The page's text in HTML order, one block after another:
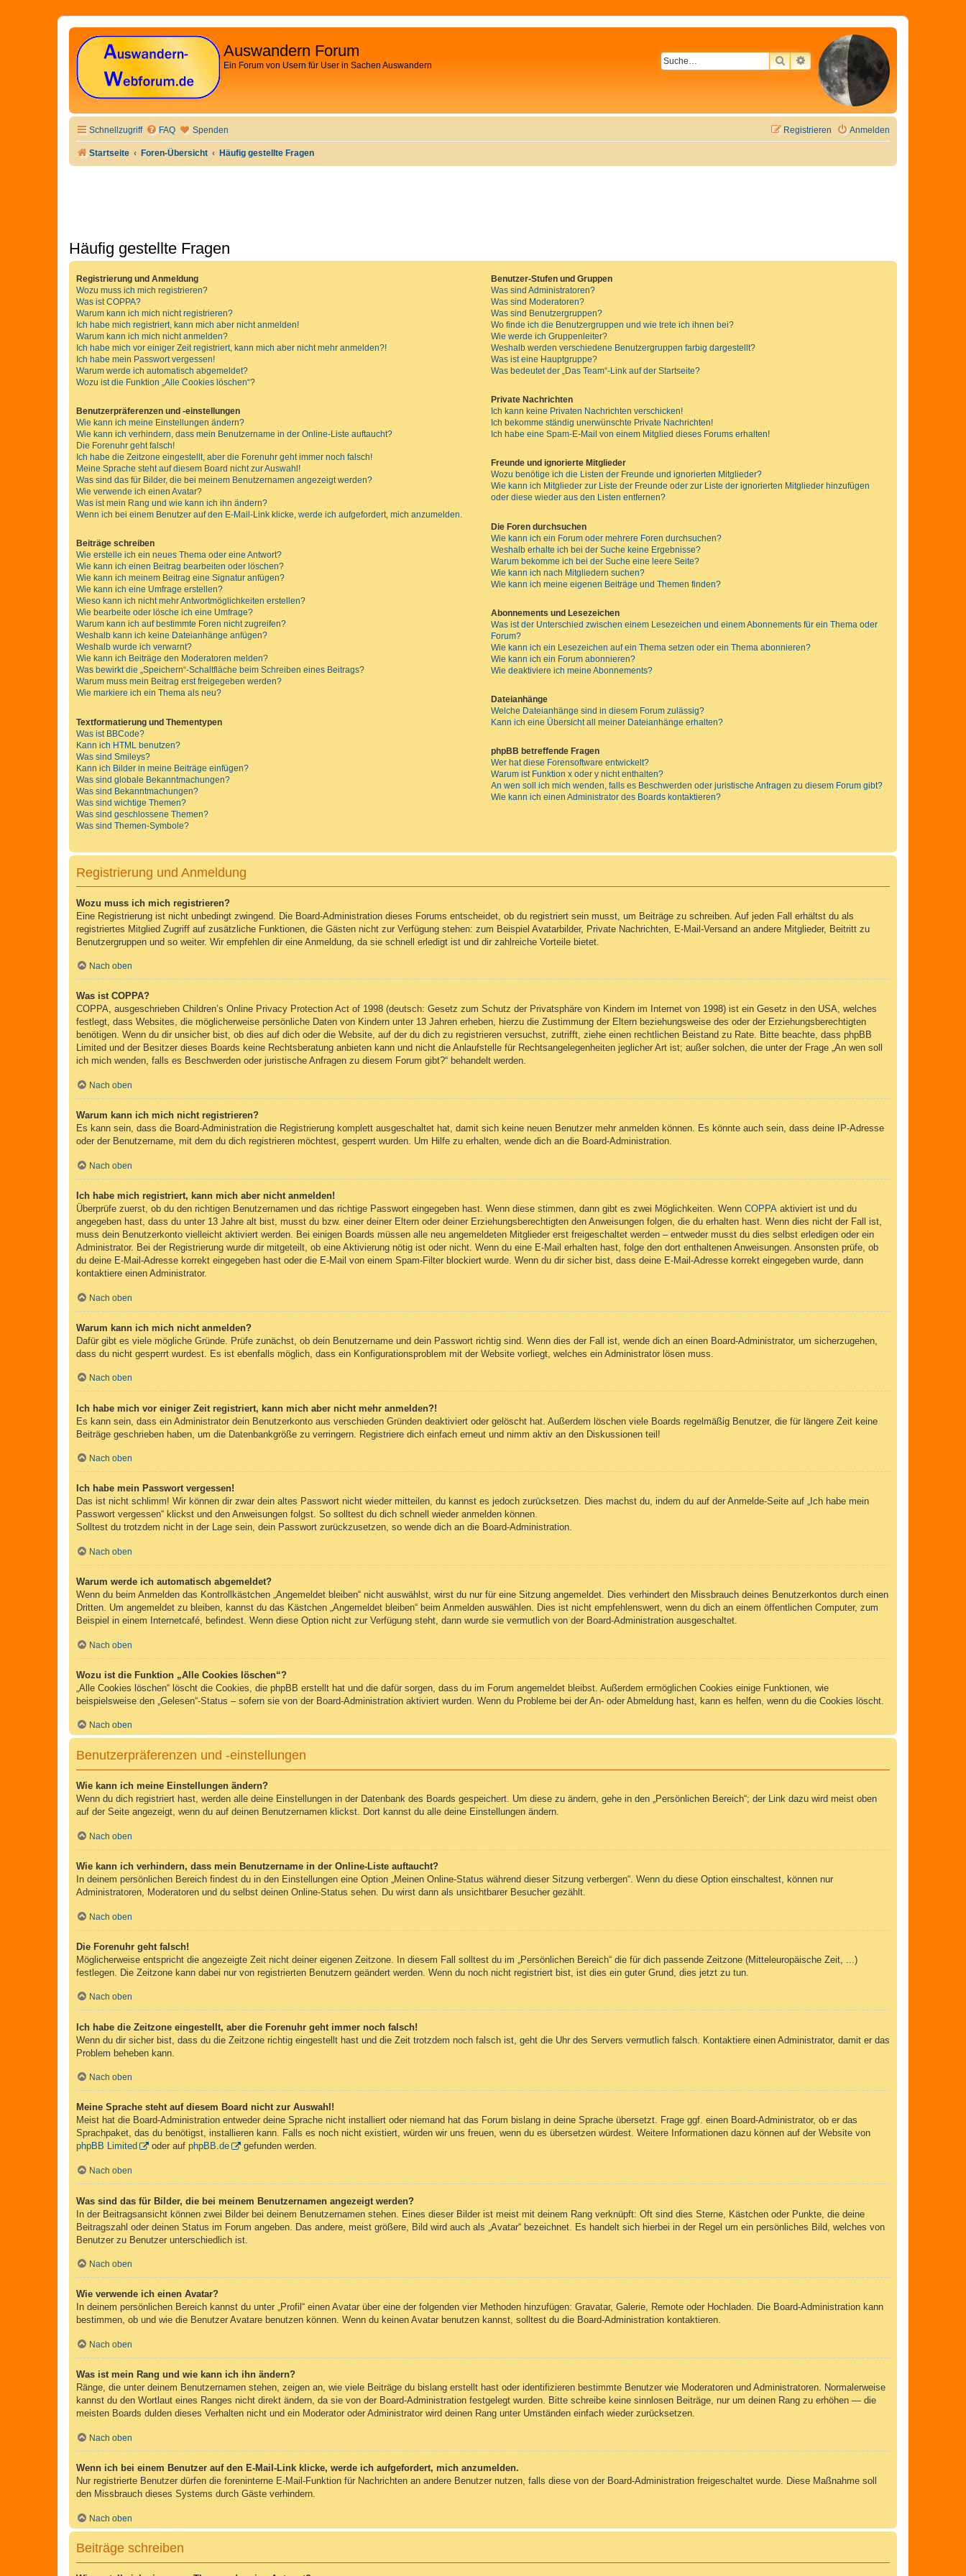
Auswandern Forum
Ein Forum von Usern für User in Sachen Auswandern SUCHEERWEITERTE SUCHE
Schnellzugriff FAQ Spenden Anmelden
Registrieren
Startseite Foren-Übersicht Häufig gestellte Fragen
Häufig gestellte Fragen
Registrierung und Anmeldung
Wozu muss ich mich registrieren?
Was ist COPPA?
Warum kann ich mich nicht registrieren?
Ich habe mich registriert, kann mich aber nicht anmelden!
Warum kann ich mich nicht anmelden?
Ich habe mich vor einiger Zeit registriert, kann mich aber nicht mehr anmelden?!
Ich habe mein Passwort vergessen!
Warum werde ich automatisch abgemeldet?
Wozu ist die Funktion „Alle Cookies löschen“?
Benutzerpräferenzen und -einstellungen
Wie kann ich meine Einstellungen ändern?
Wie kann ich verhindern, dass mein Benutzername in der Online-Liste auftaucht?
Die Forenuhr geht falsch!
Ich habe die Zeitzone eingestellt, aber die Forenuhr geht immer noch falsch!
Meine Sprache steht auf diesem Board nicht zur Auswahl!
Was sind das für Bilder, die bei meinem Benutzernamen angezeigt werden?
Wie verwende ich einen Avatar?
Was ist mein Rang und wie kann ich ihn ändern?
Wenn ich bei einem Benutzer auf den E-Mail-Link klicke, werde ich aufgefordert, mich anzumelden.
Beiträge schreiben
Wie erstelle ich ein neues Thema oder eine Antwort?
Wie kann ich einen Beitrag bearbeiten oder löschen?
Wie kann ich meinem Beitrag eine Signatur anfügen?
Wie kann ich eine Umfrage erstellen?
Wieso kann ich nicht mehr Antwortmöglichkeiten erstellen?
Wie bearbeite oder lösche ich eine Umfrage?
Warum kann ich auf bestimmte Foren nicht zugreifen?
Weshalb kann ich keine Dateianhänge anfügen?
Weshalb wurde ich verwarnt?
Wie kann ich Beiträge den Moderatoren melden?
Was bewirkt die „Speichern“-Schaltfläche beim Schreiben eines Beitrags?
Warum muss mein Beitrag erst freigegeben werden?
Wie markiere ich ein Thema als neu?
Textformatierung und Thementypen
Was ist BBCode?
Kann ich HTML benutzen?
Was sind Smileys?
Kann ich Bilder in meine Beiträge einfügen?
Was sind globale Bekanntmachungen?
Was sind Bekanntmachungen?
Was sind wichtige Themen?
Was sind geschlossene Themen?
Was sind Themen-Symbole?
Benutzer-Stufen und Gruppen
Was sind Administratoren?
Was sind Moderatoren?
Was sind Benutzergruppen?
Wo finde ich die Benutzergruppen und wie trete ich ihnen bei?
Wie werde ich Gruppenleiter?
Weshalb werden verschiedene Benutzergruppen farbig dargestellt?
Was ist eine Hauptgruppe?
Was bedeutet der „Das Team“-Link auf der Startseite?
Private Nachrichten
Ich kann keine Privaten Nachrichten verschicken!
Ich bekomme ständig unerwünschte Private Nachrichten!
Ich habe eine Spam-E-Mail von einem Mitglied dieses Forums erhalten!
Freunde und ignorierte Mitglieder
Wozu benötige ich die Listen der Freunde und ignorierten Mitglieder?
Wie kann ich Mitglieder zur Liste der Freunde oder zur Liste der ignorierten Mitglieder hinzufügen
oder diese wieder aus den Listen entfernen?
Die Foren durchsuchen
Wie kann ich ein Forum oder mehrere Foren durchsuchen?
Weshalb erhalte ich bei der Suche keine Ergebnisse?
Warum bekomme ich bei der Suche eine leere Seite?
Wie kann ich nach Mitgliedern suchen?
Wie kann ich meine eigenen Beiträge und Themen finden?
Abonnements und Lesezeichen
Was ist der Unterschied zwischen einem Lesezeichen und einem Abonnements für ein Thema oder
Forum?
Wie kann ich ein Lesezeichen auf ein Thema setzen oder ein Thema abonnieren?
Wie kann ich ein Forum abonnieren?
Wie deaktiviere ich meine Abonnements?
Dateianhänge
Welche Dateianhänge sind in diesem Forum zulässig?
Kann ich eine Übersicht all meiner Dateianhänge erhalten?
phpBB betreffende Fragen
Wer hat diese Forensoftware entwickelt?
Warum ist Funktion x oder y nicht enthalten?
An wen soll ich mich wenden, falls es Beschwerden oder juristische Anfragen zu diesem Forum gibt?
Wie kann ich einen Administrator des Boards kontaktieren?
Registrierung und Anmeldung
Wozu muss ich mich registrieren?
Eine Registrierung ist nicht unbedingt zwingend. Die Board-Administration dieses Forums entscheidet, ob du registriert sein musst, um Beiträge zu schreiben. Auf jeden Fall erhältst du als
registriertes Mitglied Zugriff auf zusätzliche Funktionen, die Gästen nicht zur Verfügung stehen: zum Beispiel Avatarbilder, Private Nachrichten, E-Mail-Versand an andere Mitglieder, Beitritt zu
Benutzergruppen und so weiter. Wir empfehlen dir eine Anmeldung, da sie schnell erledigt ist und dir zahlreiche Vorteile bietet.
Nach oben
Was ist COPPA?
COPPA, ausgeschrieben Children’s Online Privacy Protection Act of 1998 (deutsch: Gesetz zum Schutz der Privatsphäre von Kindern im Internet von 1998) ist ein Gesetz in den USA, welches
festlegt, dass Websites, die möglicherweise persönliche Daten von Kindern unter 13 Jahren erheben, hierzu die Zustimmung der Eltern beziehungsweise des oder der Erziehungsberechtigten
benötigen. Wenn du dir unsicher bist, ob dies auf dich oder die Website, auf der du dich zu registrieren versuchst, zutrifft, ziehe einen rechtlichen Beistand zu Rate. Bitte beachte, dass phpBB
Limited und der Besitzer dieses Boards keine Rechtsberatung anbieten kann und nicht die Anlaufstelle für Rechtsangelegenheiten jeglicher Art ist; außer solchen, die unter der Frage „An wen soll
ich mich wenden, falls es Beschwerden oder juristische Anfragen zu diesem Forum gibt?“ behandelt werden.
Nach oben
Warum kann ich mich nicht registrieren?
Es kann sein, dass die Board-Administration die Registrierung komplett ausgeschaltet hat, damit sich keine neuen Benutzer mehr anmelden können. Es könnte auch sein, dass deine IP-Adresse
oder der Benutzername, mit dem du dich registrieren möchtest, gesperrt wurden. Um Hilfe zu erhalten, wende dich an die Board-Administration.
Nach oben
Ich habe mich registriert, kann mich aber nicht anmelden!
Überprüfe zuerst, ob du den richtigen Benutzernamen und das richtige Passwort eingegeben hast. Wenn diese stimmen, dann gibt es zwei Möglichkeiten. Wenn COPPA aktiviert ist und du
angegeben hast, dass du unter 13 Jahre alt bist, musst du bzw. einer deiner Eltern oder deiner Erziehungsberechtigten den Anweisungen folgen, die du erhalten hast. Wenn dies nicht der Fall ist,
muss dein Benutzerkonto vielleicht aktiviert werden. Bei einigen Boards müssen alle neu angemeldeten Mitglieder erst freigeschaltet werden – entweder musst du dies selbst erledigen oder ein
Administrator. Bei der Registrierung wurde dir mitgeteilt, ob eine Aktivierung nötig ist oder nicht. Wenn du eine E-Mail erhalten hast, folge den dort enthaltenen Anweisungen. Ansonsten prüfe, ob
du deine E-Mail-Adresse korrekt eingegeben hast oder die E-Mail von einem Spam-Filter blockiert wurde. Wenn du dir sicher bist, dass deine E-Mail-Adresse korrekt eingegeben wurde, dann
kontaktiere einen Administrator.
Nach oben
Warum kann ich mich nicht anmelden?
Dafür gibt es viele mögliche Gründe. Prüfe zunächst, ob dein Benutzername und dein Passwort richtig sind. Wenn dies der Fall ist, wende dich an einen Board-Administrator, um sicherzugehen,
dass du nicht gesperrt wurdest. Es ist ebenfalls möglich, dass ein Konfigurationsproblem mit der Website vorliegt, welches ein Administrator lösen muss.
Nach oben
Ich habe mich vor einiger Zeit registriert, kann mich aber nicht mehr anmelden?!
Es kann sein, dass ein Administrator dein Benutzerkonto aus verschieden Gründen deaktiviert oder gelöscht hat. Außerdem löschen viele Boards regelmäßig Benutzer, die für längere Zeit keine
Beiträge geschrieben haben, um die Datenbankgröße zu verringern. Registriere dich einfach erneut und nimm aktiv an den Diskussionen teil!
Nach oben
Ich habe mein Passwort vergessen!
Das ist nicht schlimm! Wir können dir zwar dein altes Passwort nicht wieder mitteilen, du kannst es jedoch zurücksetzen. Dies machst du, indem du auf der Anmelde-Seite auf „Ich habe mein
Passwort vergessen“ klickst und den Anweisungen folgst. So solltest du dich schnell wieder anmelden können.
Solltest du trotzdem nicht in der Lage sein, dein Passwort zurückzusetzen, so wende dich an die Board-Administration.
Nach oben
Warum werde ich automatisch abgemeldet?
Wenn du beim Anmelden das Kontrollkästchen „Angemeldet bleiben“ nicht auswählst, wirst du nur für eine Sitzung angemeldet. Dies verhindert den Missbrauch deines Benutzerkontos durch einen
Dritten. Um angemeldet zu bleiben, kannst du das Kästchen „Angemeldet bleiben“ beim Anmelden auswählen. Dies ist nicht empfehlenswert, wenn du dich an einem öffentlichen Computer, zum
Beispiel in einem Internetcafé, befindest. Wenn diese Option nicht zur Verfügung steht, dann wurde sie vermutlich von der Board-Administration ausgeschaltet.
Nach oben
Wozu ist die Funktion „Alle Cookies löschen“?
„Alle Cookies löschen“ löscht die Cookies, die phpBB erstellt hat und die dafür sorgen, dass du im Forum angemeldet bleibst. Außerdem ermöglichen Cookies einige Funktionen, wie
beispielsweise den „Gelesen“-Status – sofern sie von der Board-Administration aktiviert wurden. Wenn du Probleme bei der An- oder Abmeldung hast, kann es helfen, wenn du die Cookies löscht.
Nach oben
Benutzerpräferenzen und -einstellungen
Wie kann ich meine Einstellungen ändern?
Wenn du dich registriert hast, werden alle deine Einstellungen in der Datenbank des Boards gespeichert. Um diese zu ändern, gehe in den „Persönlichen Bereich“; der Link dazu wird meist oben
auf der Seite angezeigt, wenn du auf deinen Benutzernamen klickst. Dort kannst du alle deine Einstellungen ändern.
Nach oben
Wie kann ich verhindern, dass mein Benutzername in der Online-Liste auftaucht?
In deinem persönlichen Bereich findest du in den Einstellungen eine Option „Meinen Online-Status während dieser Sitzung verbergen“. Wenn du diese Option einschaltest, können nur
Administratoren, Moderatoren und du selbst deinen Online-Status sehen. Du wirst dann als unsichtbarer Besucher gezählt.
Nach oben
Die Forenuhr geht falsch!
Möglicherweise entspricht die angezeigte Zeit nicht deiner eigenen Zeitzone. In diesem Fall solltest du im „Persönlichen Bereich“ die für dich passende Zeitzone (Mitteleuropäische Zeit, ...)
festlegen. Die Zeitzone kann dabei nur von registrierten Benutzern geändert werden. Wenn du noch nicht registriert bist, ist dies ein guter Grund, dies jetzt zu tun.
Nach oben
Ich habe die Zeitzone eingestellt, aber die Forenuhr geht immer noch falsch!
Wenn du dir sicher bist, dass du die Zeitzone richtig eingestellt hast und die Zeit trotzdem noch falsch ist, geht die Uhr des Servers vermutlich falsch. Kontaktiere einen Administrator, damit er das
Problem beheben kann.
Nach oben
Meine Sprache steht auf diesem Board nicht zur Auswahl!
Meist hat die Board-Administration entweder deine Sprache nicht installiert oder niemand hat das Forum bislang in deine Sprache übersetzt. Frage ggf. einen Board-Administrator, ob er das
Sprachpaket, das du benötigst, installieren kann. Falls es noch nicht existiert, würden wir uns freuen, wenn du es übersetzen würdest. Weitere Informationen dazu können auf der Website von
phpBB Limited
oder auf phpBB.de gefunden werden.
Nach oben
Was sind das für Bilder, die bei meinem Benutzernamen angezeigt werden?
In der Beitragsansicht können zwei Bilder bei deinem Benutzernamen stehen. Eines dieser Bilder ist meist mit deinem Rang verknüpft: Oft sind dies Sterne, Kästchen oder Punkte, die deine
Beitragszahl oder deinen Status im Forum angeben. Das andere, meist größere, Bild wird auch als „Avatar“ bezeichnet. Es handelt sich hierbei in der Regel um ein persönliches Bild, welches von
Benutzer zu Benutzer unterschiedlich ist.
Nach oben
Wie verwende ich einen Avatar?
In deinem persönlichen Bereich kannst du unter „Profil“ einen Avatar über eine der folgenden vier Methoden hinzufügen: Gravatar, Galerie, Remote oder Hochladen. Die Board-Administration kann
bestimmen, ob und wie die Benutzer Avatare benutzen können. Wenn du keinen Avatar benutzen kannst, solltest du die Board-Administration kontaktieren.
Nach oben
Was ist mein Rang und wie kann ich ihn ändern?
Ränge, die unter deinem Benutzernamen stehen, zeigen an, wie viele Beiträge du bislang erstellt hast oder identifizieren bestimmte Benutzer wie Moderatoren und Administratoren. Normalerweise
kannst du den Wortlaut eines Ranges nicht direkt ändern, da sie von der Board-Administration festgelegt wurden. Bitte schreibe keine sinnlosen Beiträge, nur um deinen Rang zu erhöhen — die
meisten Boards dulden dieses Verhalten nicht und ein Moderator oder Administrator wird deinen Rang unter Umständen einfach wieder zurücksetzen.
Nach oben
Wenn ich bei einem Benutzer auf den E-Mail-Link klicke, werde ich aufgefordert, mich anzumelden.
Nur registrierte Benutzer dürfen die foreninterne E-Mail-Funktion für Nachrichten an andere Benutzer nutzen, falls diese von der Board-Administration freigeschaltet wurde. Diese Maßnahme soll
den Missbrauch dieses Systems durch Gäste verhindern.
Nach oben
Beiträge schreiben